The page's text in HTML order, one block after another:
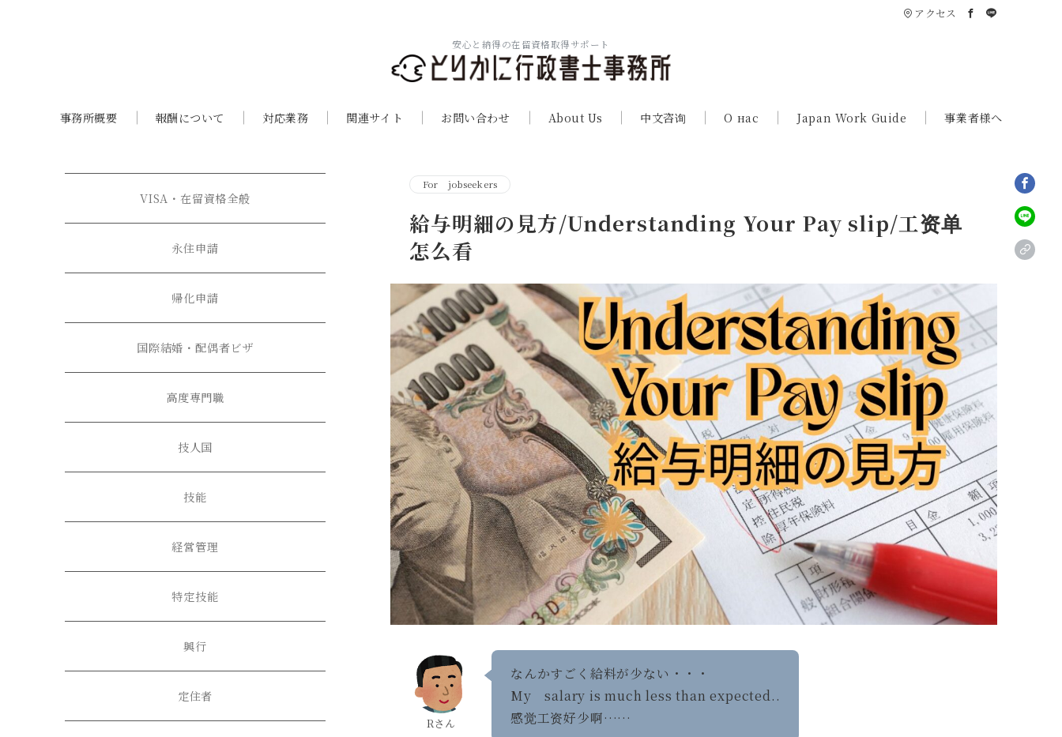
アクセス
安心と納得の在留資格取得サポート
事務所概要 報酬について 対応業務 関連サイト お問い合わせ About Us 中文咨询 О нас Japan Work Guide 事業者様へ
For jobseekers
給与明細の見方/Understanding Your Pay slip/工资单
怎么看
Rさん
なんかすごく給料が少ない・・・
My salary is much less than expected..
感觉工资好少啊……
VISA・在留資格全般
永住申請
帰化申請
国際結婚・配偶者ビザ
高度専門職
技人国
技能
経営管理
特定技能
興行
定住者